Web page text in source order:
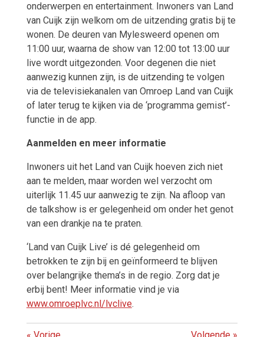
onderwerpen en entertainment. Inwoners van Land
van Cuijk zijn welkom om de uitzending gratis bij te
wonen. De deuren van Mylesweerd openen om
11:00 uur, waarna de show van 12:00 tot 13:00 uur
live wordt uitgezonden. Voor degenen die niet
aanwezig kunnen zijn, is de uitzending te volgen
via de televisiekanalen van Omroep Land van Cuijk
of later terug te kijken via de ‘programma gemist’-
functie in de app.
Aanmelden en meer informatie
Inwoners uit het Land van Cuijk hoeven zich niet
aan te melden, maar worden wel verzocht om
uiterlijk 11.45 uur aanwezig te zijn. Na afloop van
de talkshow is er gelegenheid om onder het genot
van een drankje na te praten.
‘Land van Cuijk Live’ is dé gelegenheid om
betrokken te zijn bij en geïnformeerd te blijven
over belangrijke thema’s in de regio. Zorg dat je
erbij bent! Meer informatie vind je via
www.omroeplvc.nl/lvclive.